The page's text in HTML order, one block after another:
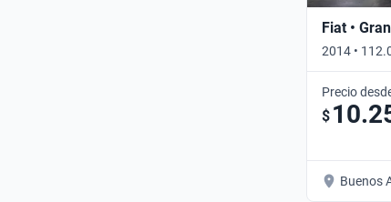
Fiat •
2014 •
Precio
$
Buenos